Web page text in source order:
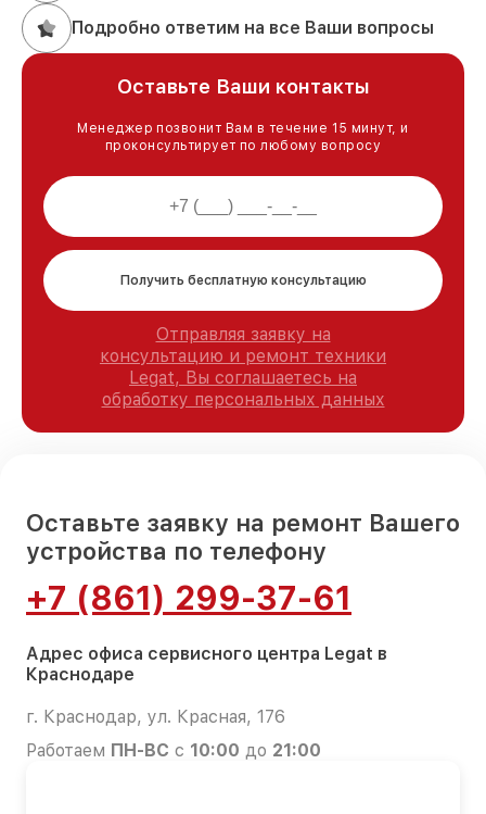
Подробно ответим на все Ваши вопросы
Оставьте Ваши контакты
Менеджер позвонит Вам в течение 15 минут, и
проконсультирует по любому вопросу
Получить бесплатную консультацию
Отправляя заявку на
консультацию и ремонт техники
Legat, Вы соглашаетесь на
обработку персональных данных
Оставьте заявку на ремонт Вашего
устройства по телефону
+7 (861) 299-37-61
Адрес офиса сервисного центра Legat в
Краснодаре
г. Краснодар, ул. Красная, 176
Работаем ПН-ВС с 10:00 до 21:00